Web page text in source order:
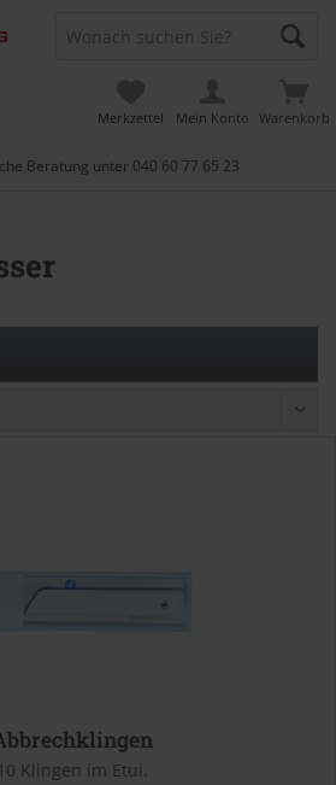
Beratung unter 040 60 77 65 23
Warenkorb
Merkzettel Mein Konto
10 Klingen im Etui.